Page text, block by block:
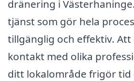
dränering i
tjänst som gör hela
tillgänglig och effektiv. Att
kontakt med olika
ditt lokalområde frigör tid